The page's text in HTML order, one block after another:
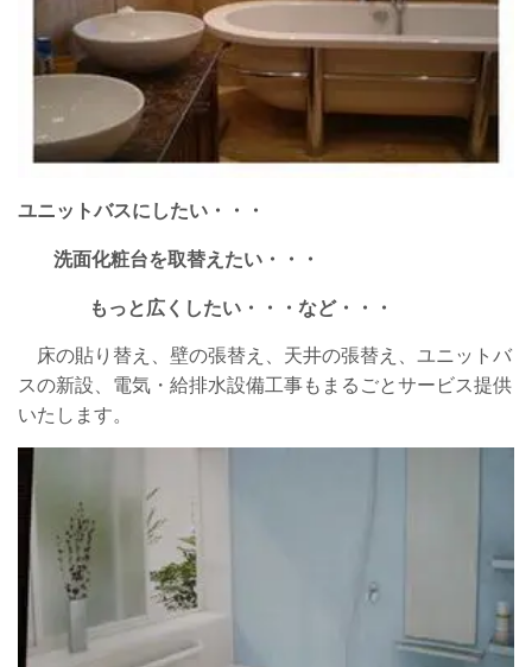
ユニットバスにしたい・・・
洗面化粧台を取替えたい・・・
もっと広くしたい・・・など・・・
床の貼り替え、壁の張替え、天井の張替え、ユニットバ
スの新設、電気・給排水設備工事もまるごとサービス提供
いたします。